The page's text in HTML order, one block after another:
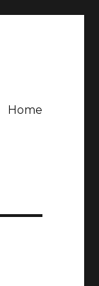
Home